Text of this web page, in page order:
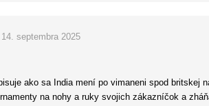
s henou nezabudnuteľnou. Táto kniha je
14. septembra 2025
ako sa India mení po vimaneni spod
na nohy a ruky svojich zákazníčok a